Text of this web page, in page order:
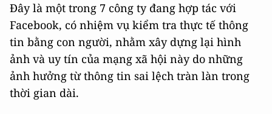
Đây là một trong 7 công ty đang hợp tác với
Facebook, có nhiệm vụ kiểm tra thực tế thông
tin bằng con người, nhằm xây dựng lại hình
ảnh và uy tín của mạng xã hội này do những
ảnh hưởng từ thông tin sai lệch tràn làn trong
thời gian dài.